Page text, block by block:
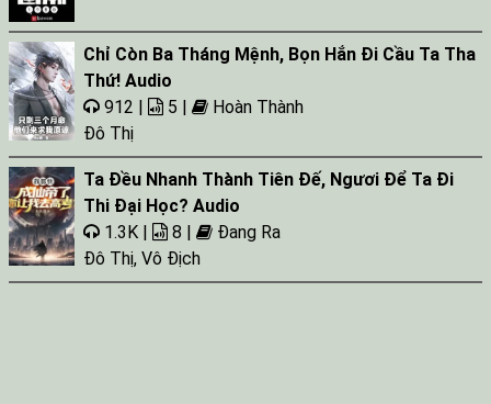
Chỉ Còn Ba Tháng Mệnh, Bọn Hắn Đi Cầu Ta Tha
Thứ! Audio
912 |
5 |
Hoàn Thành
Đô Thị
Ta Đều Nhanh Thành Tiên Đế, Ngươi Để Ta Đi
Thi Đại Học? Audio
1.3K |
8 |
Đang Ra
Đô Thị, Vô Địch